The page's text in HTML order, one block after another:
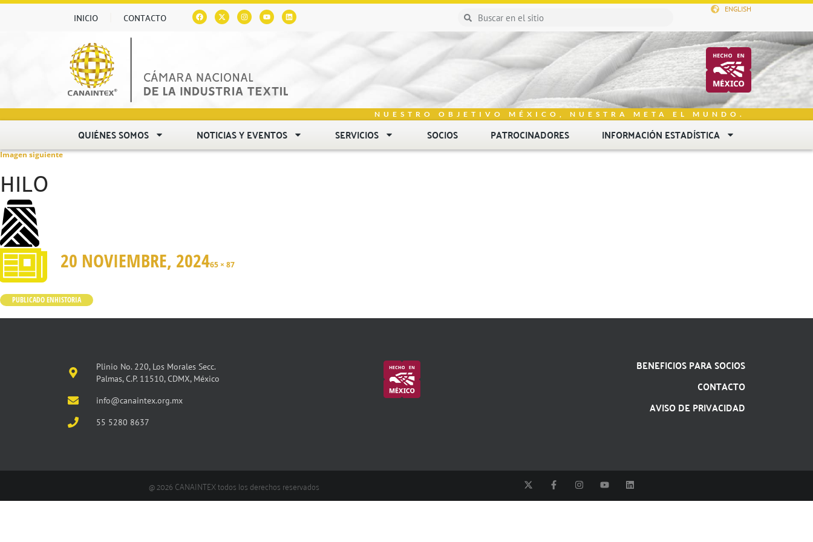
INICIO CONTACTO
ENGLISH
NUESTRO OBJETIVO MÉXICO, NUESTRA META EL MUNDO.
QUIÉNES SOMOS NOTICIAS Y EVENTOS SERVICIOS SOCIOS PATROCINADORES INFORMACIÓN ESTADÍSTICA
Imagen siguiente
HILO
20 NOVIEMBRE, 202465 × 87
PUBLICADO ENHISTORIA
Plinio No. 220, Los Morales Secc.
Palmas, C.P. 11510, CDMX, México
info@canaintex.org.mx
55 5280 8637
BENEFICIOS PARA SOCIOS
CONTACTO
AVISO DE PRIVACIDAD
@ 2026 CANAINTEX todos los derechos reservados